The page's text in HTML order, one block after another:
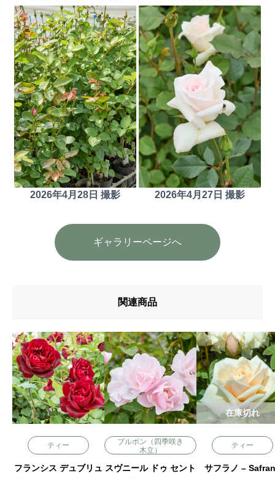
2026年4月28日 撮影 2026年4月27日 撮影
ギャラリーページへ
関連商品
ティー
フランシス デュブリュ
ブルボン（四季咲き
木立）
スヴニール ドゥ セント
ティー
サフラノ –
在庫切れ